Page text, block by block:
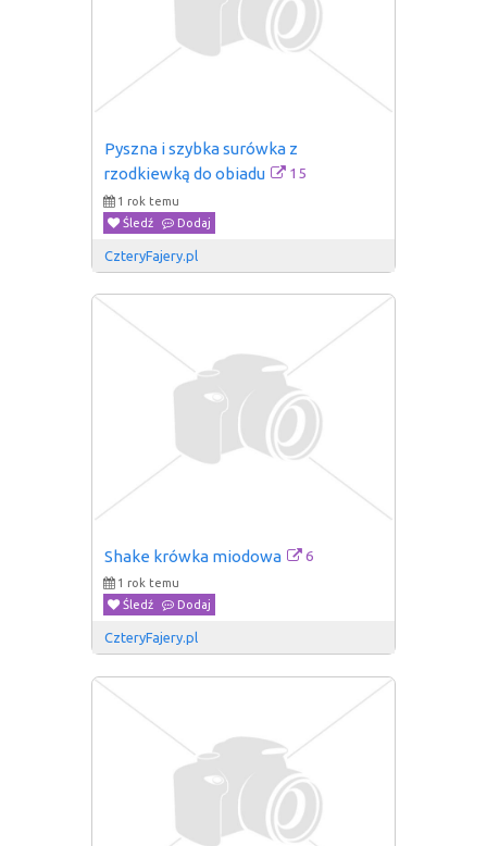
Pyszna i szybka surówka z
rzodkiewką do obiadu
15
1 rok temu
Śledź
Dodaj
CzteryFajery.pl
Shake krówka miodowa 6
1 rok temu
Śledź
Dodaj
CzteryFajery.pl